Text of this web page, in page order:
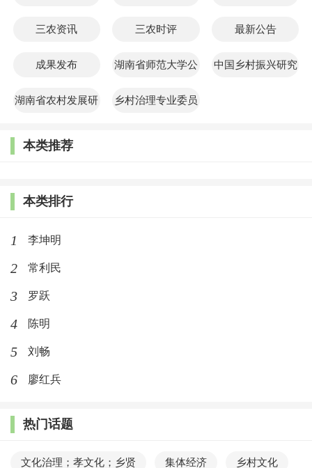
三农资讯 三农时评 最新公告
成果发布 湖南省师范大学公 中国乡村振兴研究
湖南省农村发展研
乡村治理专业委员
本类推荐
本类排行
1 李坤明
2 常利民
3 罗跃
4 陈明
5 刘畅
6 廖红兵
热门话题
文化治理；孝文化；乡贤 集体经济 乡村文化